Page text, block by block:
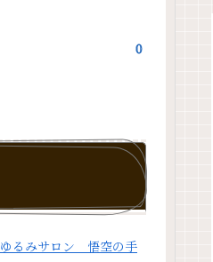
0
ゆるみサロン 悟空の手